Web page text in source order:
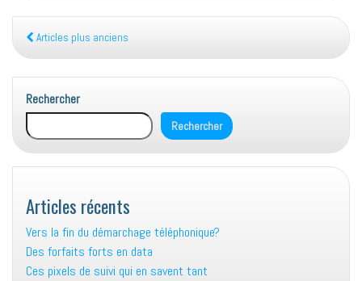
Articles plus anciens
Rechercher
Rechercher
Articles récents
Vers la fin du démarchage téléphonique?
Des forfaits forts en data
Ces pixels de suivi qui en savent tant